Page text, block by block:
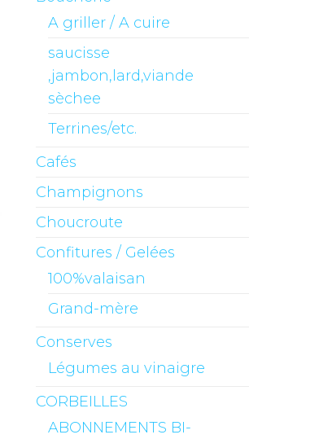
A griller / A cuire
saucisse
,jambon,lard,viande
sèchee
Terrines/etc.
Cafés
Champignons
Choucroute
Confitures / Gelées
100%valaisan
Grand-mère
Conserves
Légumes au vinaigre
CORBEILLES
ABONNEMENTS BI-